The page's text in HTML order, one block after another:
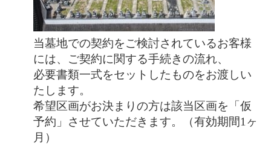
当墓地での契約をご検討されているお客様
には、ご契約に関する手続きの流れ、
必要書類一式をセットしたものをお渡しい
たします。
希望区画がお決まりの方は該当区画を「仮
予約」させていただきます。（有効期間1ヶ
月）